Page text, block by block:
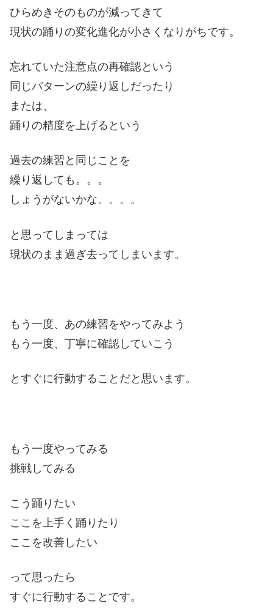
ひらめきそのものが減ってきて
現状の踊りの変化進化が小さくなりがちです。
忘れていた注意点の再確認という
同じパターンの繰り返しだったり
または、
踊りの精度を上げるという
過去の練習と同じことを
繰り返しても。。。
しょうがないかな。。。。
と思ってしまっては
現状のまま過ぎ去ってしまいます。
もう一度、あの練習をやってみよう
もう一度、丁寧に確認していこう
とすぐに行動することだと思います。
もう一度やってみる
挑戦してみる
こう踊りたい
ここを上手く踊りたり
ここを改善したい
って思ったら
すぐに行動することです。